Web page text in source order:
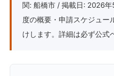
関: 船橋市 / 掲載日: 2026
度の概要・申請スケジュー
けします。詳細は必ず公式